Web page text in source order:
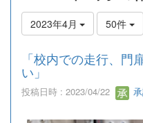
2023年4月 50件
「校内での走行、門
い」
投稿日時 : 2023/04/22